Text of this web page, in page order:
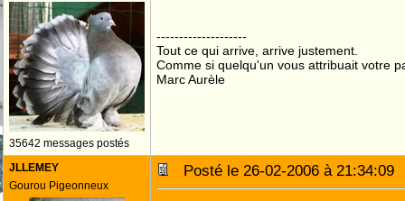
35642 messages postés
--------------------
Tout ce qui arrive, arrive justement.
Comme si quelqu'un vous attribuait votre
Marc Aurèle
JLLEMEY
Gourou Pigeonneux
Posté le 26-02-2006 à